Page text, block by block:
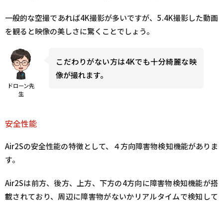
一般的な空撮であれば4K撮影が多いですが、5.4K撮影した動画
を観ると映像の美しさに驚くことでしょう。
ドローン先
生
こだわりがない方は4Kでも十分綺麗な映
像が撮れます。
安全性能
Air2Sの安全性能の特徴として、４方向障害物検知機能がありま
す。
Air2Sは前方、後方、上方、下方の4方向に障害物検知機能が搭
載されており、周辺に障害物がないかリアルタイムで検知して